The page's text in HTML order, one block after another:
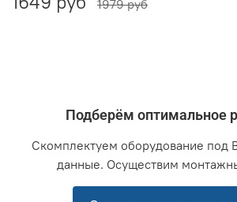
1979 руб
Подберём оптимальное
Скомплектуем оборудование под
данные. Осуществим